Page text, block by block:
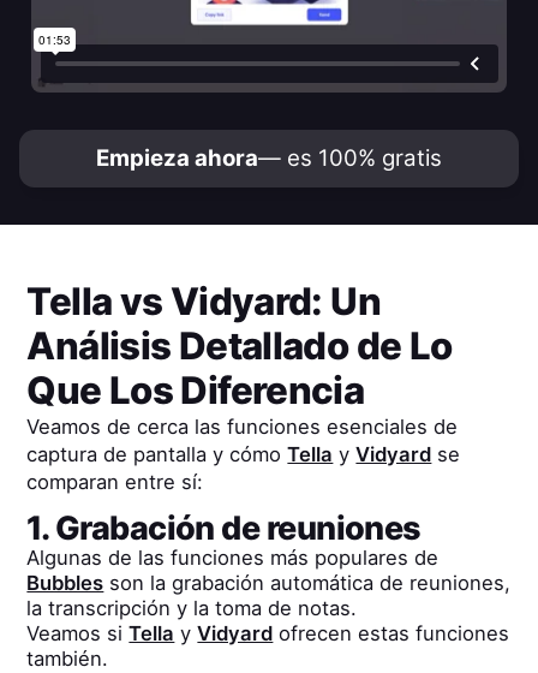
Empieza ahora— es 100% gratis
TellavsVidyard: Un
Análisis Detallado de Lo
Que Los Diferencia
Veamos de cerca las funciones esenciales de
captura de pantalla y cómoTella yVidyard se
comparan entre sí:
1. Grabación de reuniones
Algunas de las funciones más populares de
Bubbles son la grabación automática de reuniones,
la transcripción y la toma de notas.
Veamos siTella yVidyard ofrecen estas funciones
también.